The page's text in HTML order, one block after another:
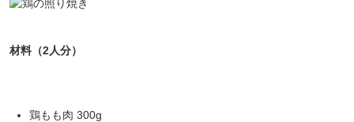
材料（2人分）
鶏もも肉 300g